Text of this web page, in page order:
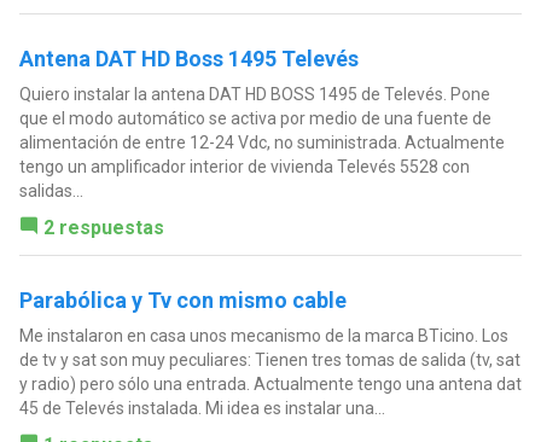
Antena DAT HD Boss 1495 Televés
Quiero instalar la antena DAT HD BOSS 1495 de Televés. Pone
que el modo automático se activa por medio de una fuente de
alimentación de entre 12-24 Vdc, no suministrada. Actualmente
tengo un amplificador interior de vivienda Televés 5528 con
salidas...
2 respuestas
Parabólica y Tv con mismo cable
Me instalaron en casa unos mecanismo de la marca BTicino. Los
de tv y sat son muy peculiares: Tienen tres tomas de salida (tv, sat
y radio) pero sólo una entrada. Actualmente tengo una antena dat
45 de Televés instalada. Mi idea es instalar una...